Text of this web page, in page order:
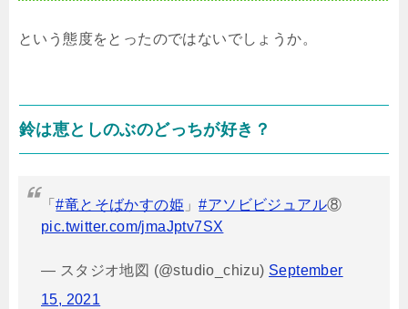
という態度をとったのではないでしょうか。
鈴は恵としのぶのどっちが好き？
「#竜とそばかすの姫 」#アソビビジュアル⑧
pic.twitter.com/jmaJptv7SX
— スタジオ地図 (@studio_chizu) September
15, 2021